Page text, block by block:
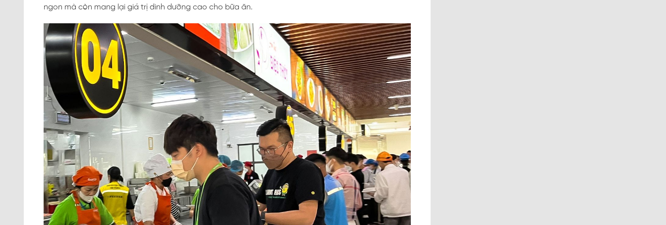
ngon mà còn mang lại giá trị dinh dưỡng cao cho bữa ăn.